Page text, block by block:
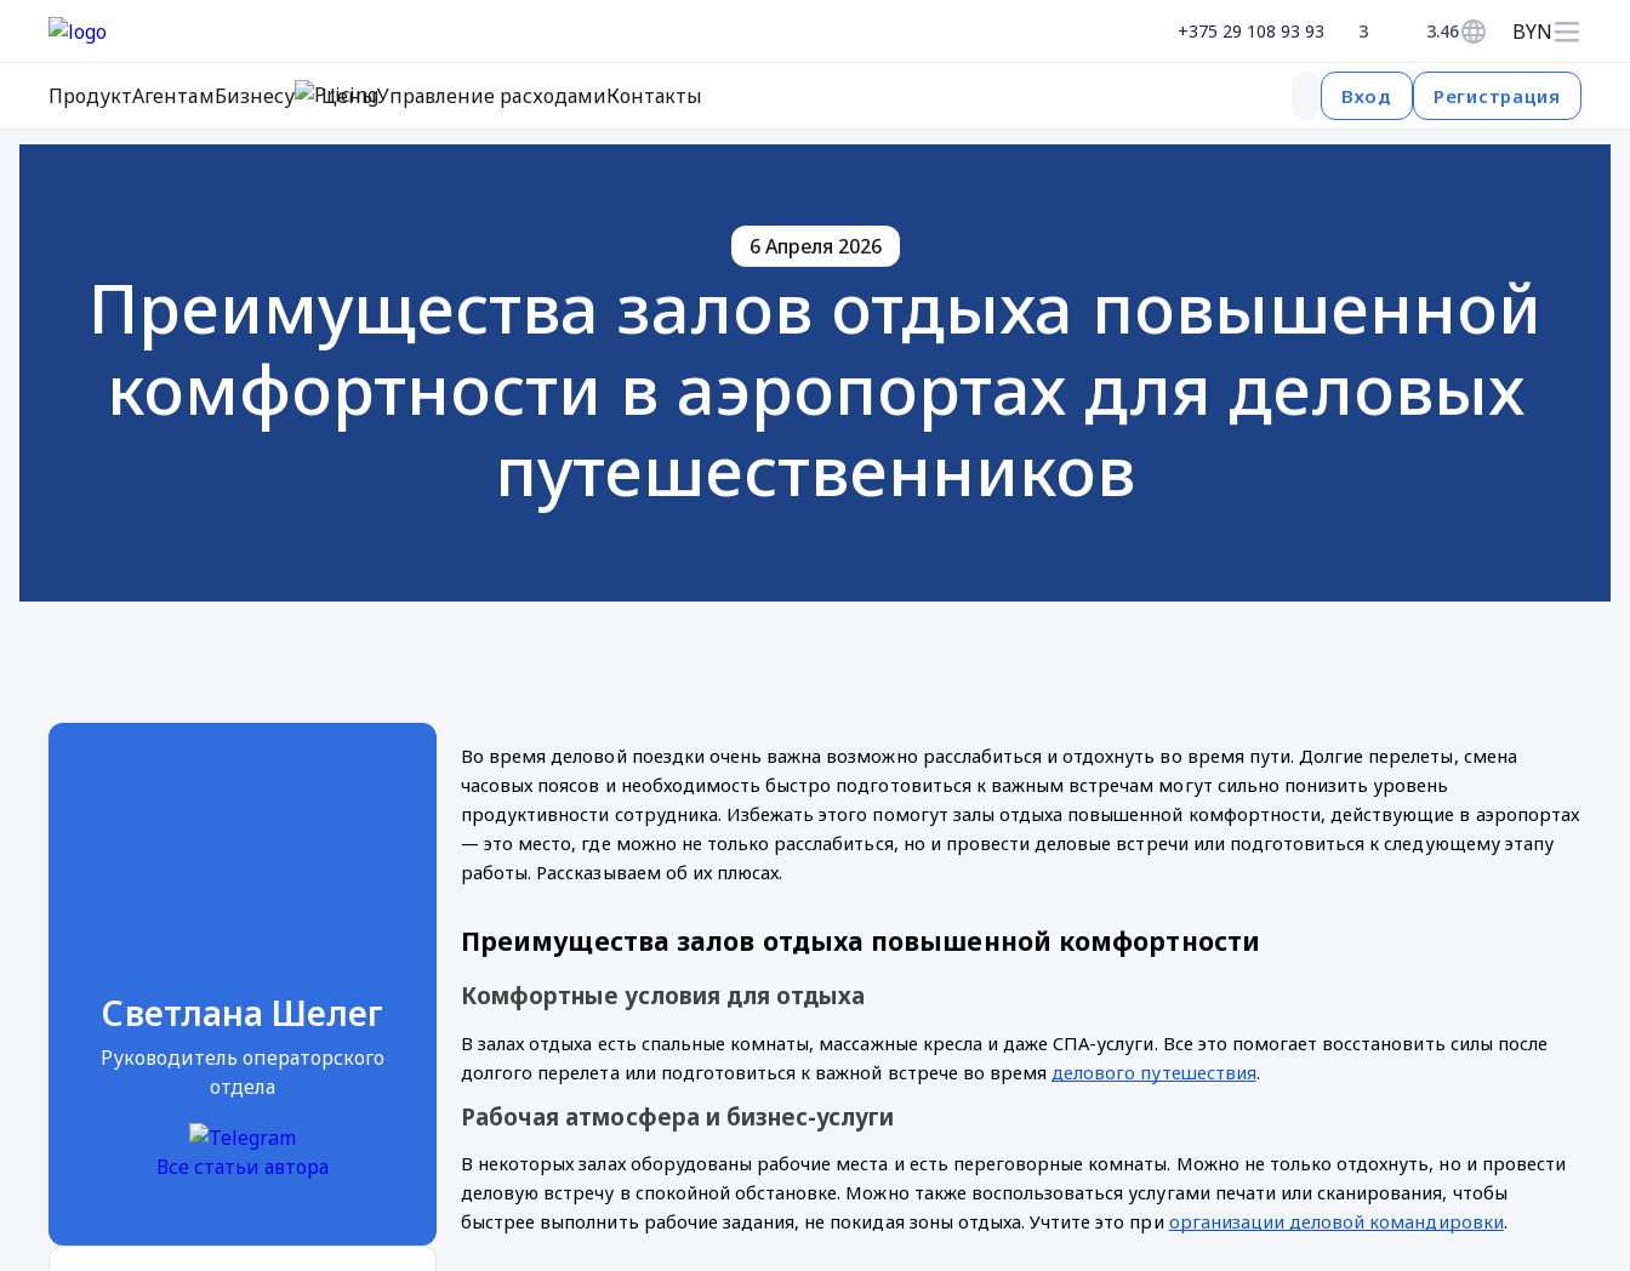
+375 29 108 93 93 3 3.46 BYN
ПродуктАгентамБизнесу ЦеныУправление расходамиКонтакты Вход Регистрация
6 Апреля 2026
Преимущества залов отдыха повышенной
комфортности в аэропортах для деловых
путешественников
Светлана Шелег
Руководитель операторского
отдела
Все статьи автора
Во время деловой поездки очень важна возможно расслабиться и отдохнуть во время пути. Долгие перелеты, смена
часовых поясов и необходимость быстро подготовиться к важным встречам могут сильно понизить уровень
продуктивности сотрудника. Избежать этого помогут залы отдыха повышенной комфортности, действующие в аэропортах
— это место, где можно не только расслабиться, но и провести деловые встречи или подготовиться к следующему этапу
работы. Рассказываем об их плюсах.
Преимущества залов отдыха повышенной комфортности
Комфортные условия для отдыха
В залах отдыха есть спальные комнаты, массажные кресла и даже СПА-услуги. Все это помогает восстановить силы после
долгого перелета или подготовиться к важной встрече во время делового путешествия.
Рабочая атмосфера и бизнес-услуги
В некоторых залах оборудованы рабочие места и есть переговорные комнаты. Можно не только отдохнуть, но и провести
деловую встречу в спокойной обстановке. Можно также воспользоваться услугами печати или сканирования, чтобы
быстрее выполнить рабочие задания, не покидая зоны отдыха. Учтите это при организации деловой командировки.